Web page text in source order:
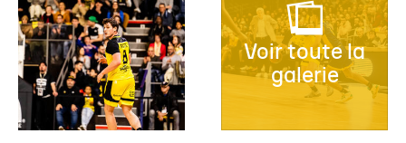
Voir toute la
galerie